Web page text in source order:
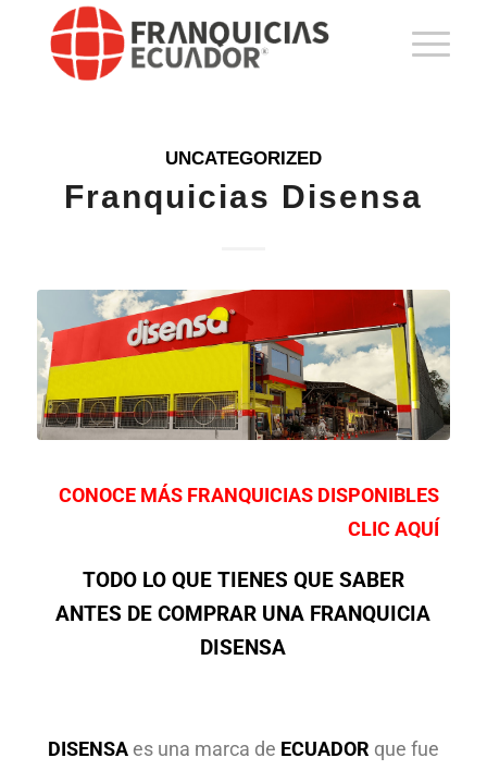
UNCATEGORIZED
Franquicias Disensa
CONOCE MÁS FRANQUICIAS DISPONIBLES
CLIC AQUÍ
TODO LO QUE TIENES QUE SABER
ANTES DE COMPRAR UNA FRANQUICIA
DISENSA
DISENSAes una marca de ECUADOR que fue